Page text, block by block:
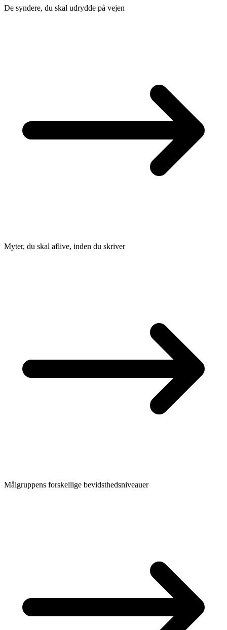
De syndere, du skal udrydde på vejen
Myter, du skal aflive, inden du skriver
Målgruppens forskellige bevidsthedsniveauer